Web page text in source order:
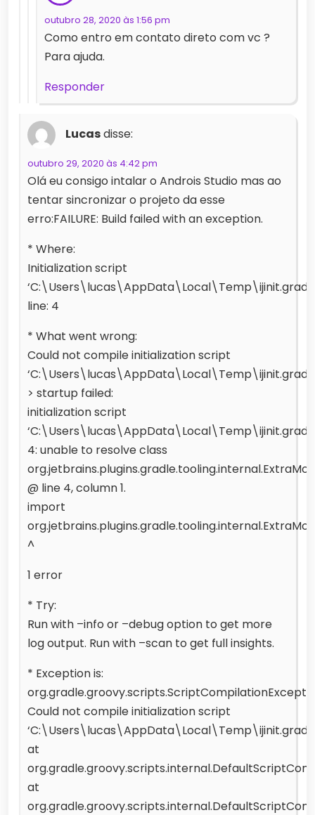
outubro 28, 2020 às 1:56 pm
Como entro em contato direto com vc ?
Para ajuda.
Responder
Lucasdisse:
outubro 29, 2020 às 4:42 pm
Olá eu consigo intalar o Androis Studio mas ao
tentar sincronizar o projeto da esse
erro:FAILURE: Build failed with an exception.
* Where:
Initialization script
line: 4
* What went wrong:
Could not compile initialization script
> startup failed:
initialization script
4: unable to resolve class
@ line 4, column 1.
import
^
1 error
* Try:
Run with –info or –debug option to get more
log output. Run with –scan to get full insights.
* Exception is:
Could not compile initialization script
at
at